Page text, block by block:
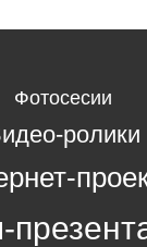
Фотосесии
ролики